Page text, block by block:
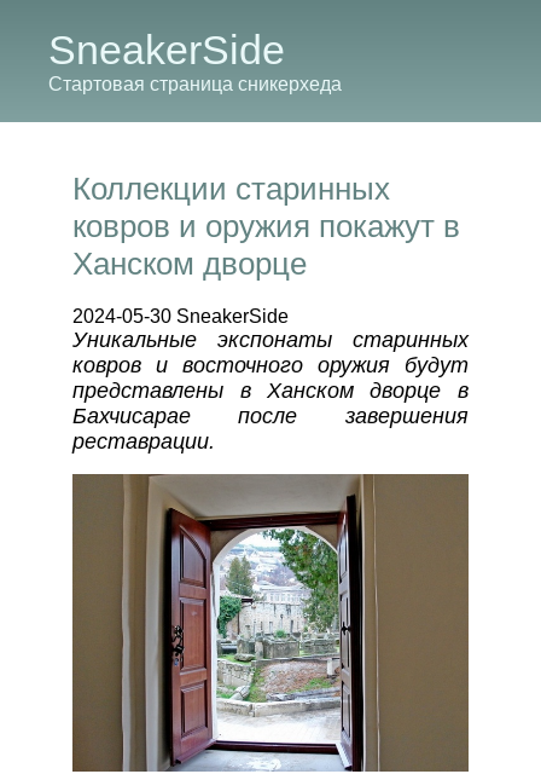
SneakerSide
Стартовая страница сникерхеда
Коллекции старинных
ковров и оружия покажут в
Ханском дворце
2024-05-30 SneakerSide
Уникальные экспонаты старинных
ковров и восточного оружия будут
представлены в Ханском дворце в
Бахчисарае после завершения
реставрации.